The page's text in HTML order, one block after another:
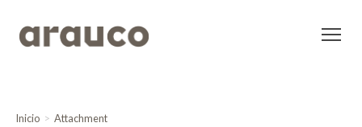
Inicio Attachment